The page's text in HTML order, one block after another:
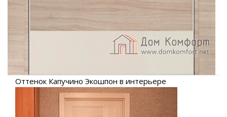
Оттенок Капучино Экошпон в интерьере